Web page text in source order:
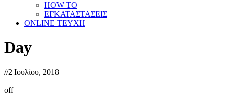
HOW TO
ΕΓΚΑΤΑΣΤΑΣΕΙΣ
ONLINE TEYXH
Day
//2 Ιουλίου, 2018
off